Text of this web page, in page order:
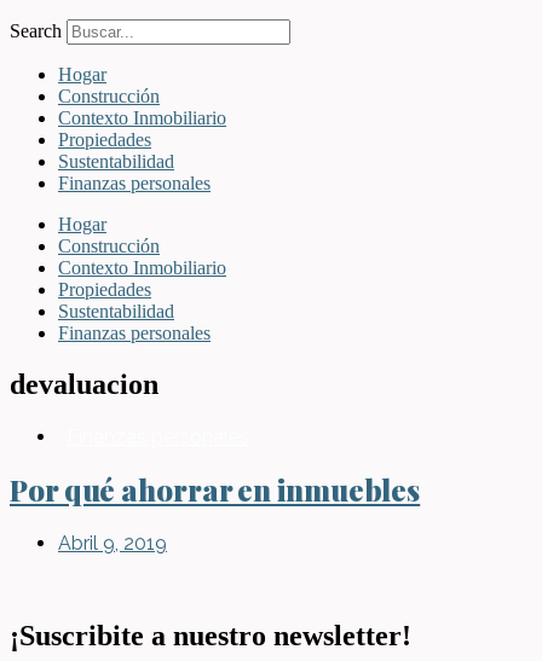
Search
Hogar
Construcción
Contexto Inmobiliario
Propiedades
Sustentabilidad
Finanzas personales
Hogar
Construcción
Contexto Inmobiliario
Propiedades
Sustentabilidad
Finanzas personales
devaluacion
Por qué ahorrar en inmuebles
Abril 9, 2019
¡Suscribite a nuestro newsletter!